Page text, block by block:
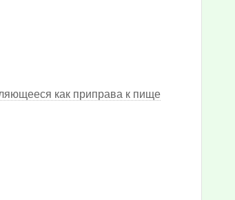
как приправа к пище